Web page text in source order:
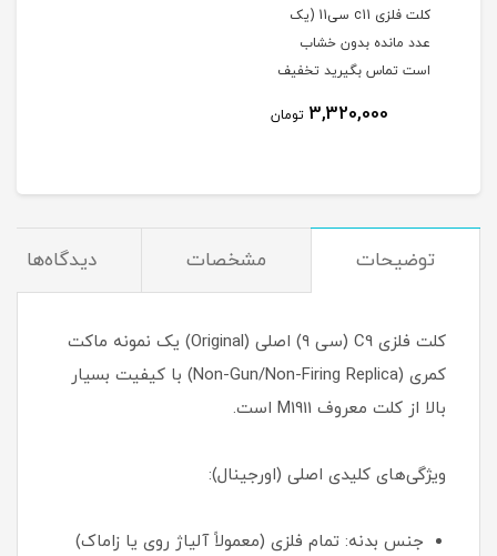
کلت فلزی c11 سی11 (یک
عدد مانده بدون خشاب
است تماس بگیرید تخفیف
3,320,000 تومان
توضیحات مشخصات دیدگاه‌ها
کلت فلزی C9 (سی ۹) اصلی (Original) یک نمونه ماکت
کمری (Non-Gun/Non-Firing Replica) با کیفیت بسیار
بالا از کلت معروف M1911 است.
ویژگی‌های کلیدی اصلی (اورجینال):
جنس بدنه: تمام فلزی (معمولاً آلیاژ روی یا زاماک)